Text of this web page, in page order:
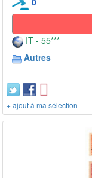
IT - 55***
Autres
+ ajout à ma sélection